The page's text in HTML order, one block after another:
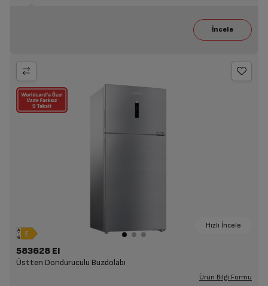
Hızlı İncele
583628 EI
Üstten Donduruculu Buzdolabı
Ürün Bilgi Formu